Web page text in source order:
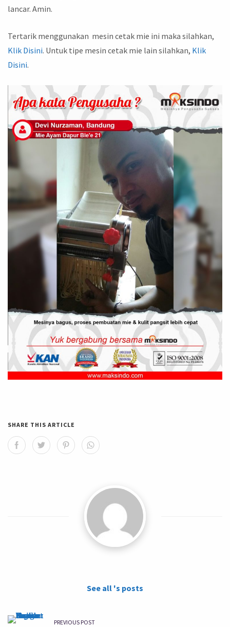
lancar. Amin.
Tertarik menggunakan mesin cetak mie ini maka silahkan,
Klik Disini. Untuk tipe mesin cetak mie lain silahkan, Klik
Disini.
SHARE THIS ARTICLE
See all 's posts
PREVIOUS POST